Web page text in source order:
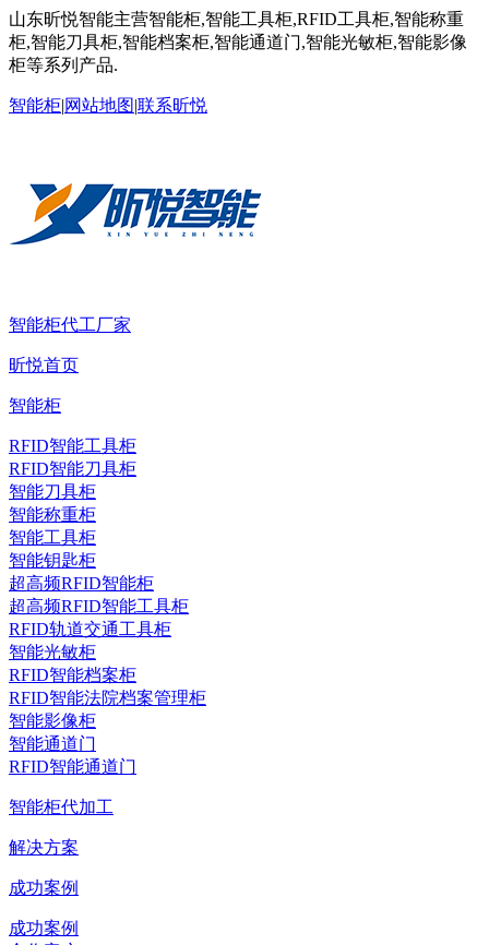
山东昕悦智能主营智能柜,智能工具柜,RFID工具柜,智能称重
柜,智能刀具柜,智能档案柜,智能通道门,智能光敏柜,智能影像
柜等系列产品.
智能柜|网站地图|联系昕悦
智能柜代工厂家
昕悦首页
智能柜
RFID智能工具柜
RFID智能刀具柜
智能刀具柜
智能称重柜
智能工具柜
智能钥匙柜
超高频RFID智能柜
超高频RFID智能工具柜
RFID轨道交通工具柜
智能光敏柜
RFID智能档案柜
RFID智能法院档案管理柜
智能影像柜
智能通道门
RFID智能通道门
智能柜代加工
解决方案
成功案例
成功案例